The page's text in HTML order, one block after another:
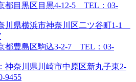
都目黒区目黒4-12-5 TEL：03-
川県横浜市神奈川区二ツ谷町1-1
都豊島区駒込3-2-7 TEL：03-
神奈川県川崎市中原区新丸子東2-
9455